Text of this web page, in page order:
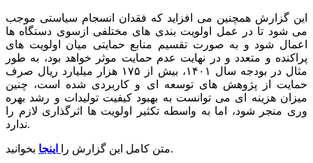
این گزارش همچنین می افزاید که فقدان انسجام سیاستی موجب
می شود تا در عمل اولویت بندی های مختلفی ازسوی دستگاه ها
اعمال شود و به صورت تقسیم منابع حمایتی میان اولویت های
پراکنده و متعدد و در نهایت عدم حمایت موثر خواهد بود، به طور
مثال در بودجه سال ۱۴۰۱، بیش از ۱۷۵ هزار میلیارد ریال صرف
حمایت از پژوهش های توسعه ای و کاربردی شده است، چنین
میزان هزینه ای می توانست به بهبود کیفیت تولیدات و رشد بهره
وری منجر شود، اما به واسطه تکثیر اولویت ها اثرگذاری لازم را
ندارد.
متن کامل این گزارش را اینجا بخوانید.